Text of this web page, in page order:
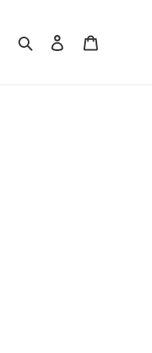
検索 ログイン